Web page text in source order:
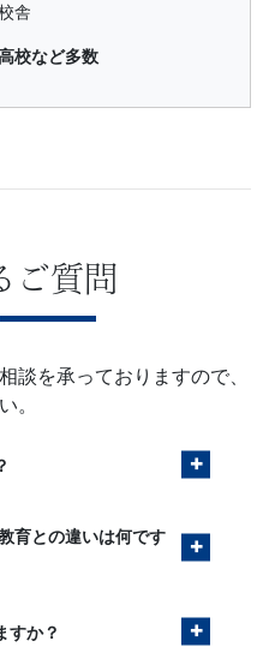
舎
校など多数
ご質問
談を承っておりますので、
。
育との違いは何です
すか？